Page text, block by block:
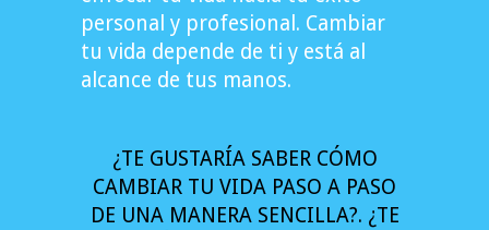
personal y profesional. Cambiar
tu vida depende de ti y está al
alcance de tus manos.
¿TE GUSTARÍA SABER CÓMO
CAMBIAR TU VIDA PASO A PASO
DE UNA MANERA SENCILLA?. ¿TE